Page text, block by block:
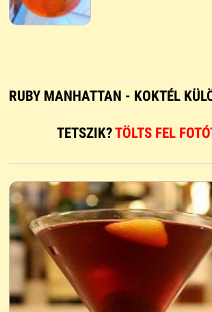
RUBY MANHATTAN - KOKTÉL
TETSZIK?TÖLTS FEL